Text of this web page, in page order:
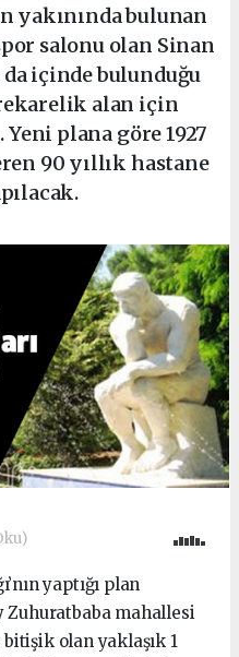
yakınında bulunan
salonu olan Sinan
da içinde bulunduğu
alan için
plana göre 1927
90 yıllık hastane
yaptığı plan
Zuhuratbaba mahallesi
olan yaklaşık 1